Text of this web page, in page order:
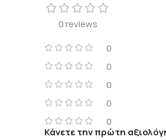
0 reviews
0
0
0
0
0
Κάνετε την πρώτη